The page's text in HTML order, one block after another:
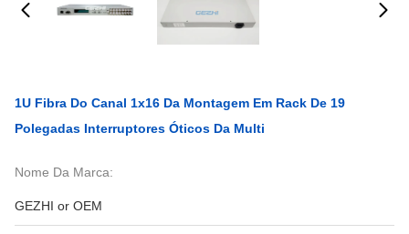
1U Fibra Do Canal 1x16 Da Montagem Em Rack De 19
Polegadas Interruptores Óticos Da Multi
Nome Da Marca:
GEZHI or OEM